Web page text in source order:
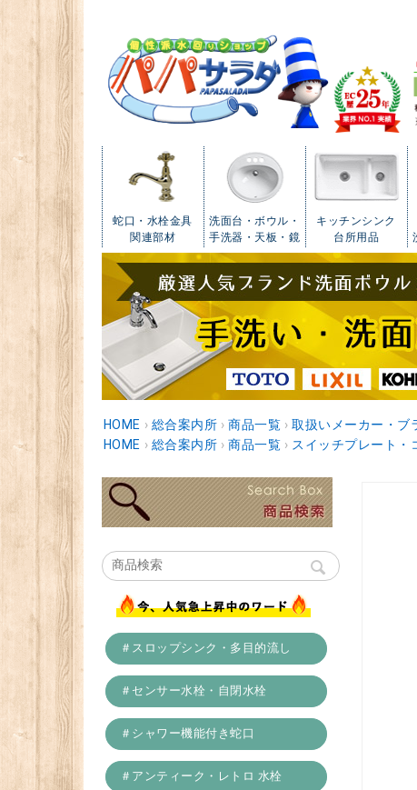
蛇口・水栓金具
関連部材
洗面台・ボウル・
手洗器・天板・鏡
キッチンシンク
台所用品
HOME › 総合案内所 › 商品一覧 › 取扱いメーカー・ブ
HOME › 総合案内所 › 商品一覧 › スイッチプレート・
＃スロップシンク・多目的流し
＃センサー水栓・自閉水栓
＃シャワー機能付き蛇口
＃アンティーク・レトロ 水栓